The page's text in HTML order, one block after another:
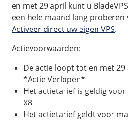
/Storage
Big Storage
Up to date
Nieuws
Blog
en met 29 april kunt u BladeVPS
een hele maand lang proberen
Activeer direct uw eigen VPS.
Actievoorwaarden:
De actie loopt tot en met 29
*Actie Verlopen*
Het actietarief is geldig voor
X8
Het actietarief geldt voor